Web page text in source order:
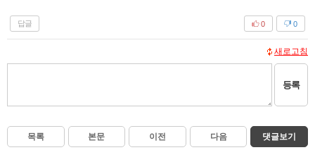
답글 0
0
새로고침
등록
목록 본문 이전 다음 댓글보기